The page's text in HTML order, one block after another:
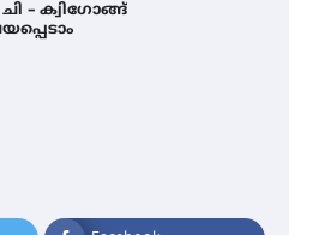
– ക്വിഗോങ്ങ്